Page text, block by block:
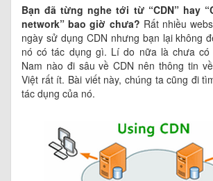
Bạn đã từng nghe tới từ “CDN” hay
network” bao giờ chưa? Rất nhiều
ngày sử dụng CDN nhưng bạn lại không
nó có tác dụng gì. Lí do nữa là chưa có
Nam nào đi sâu về CDN nên thông tin
Việt rất ít. Bài viết này, chúng ta cũng đi
tác dụng của nó.